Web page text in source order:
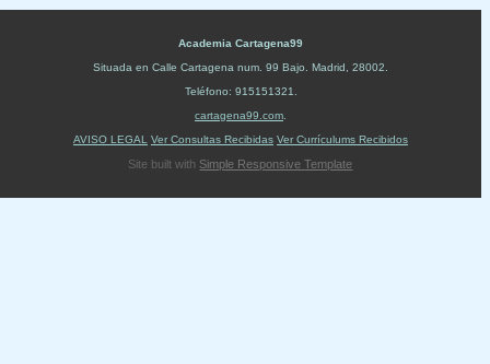
Academia Cartagena99
Situada en Calle Cartagena num. 99 Bajo Madrid 28002
Teléfono: 915151321
cartagena99.com
AVISO LEGAL
Ver Consultas Recibidas Ver Currículums Recibidos
Site built with Simple Responsive Template